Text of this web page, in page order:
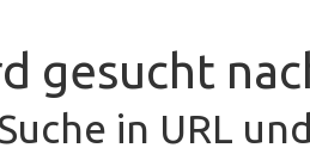
gesucht
in URL